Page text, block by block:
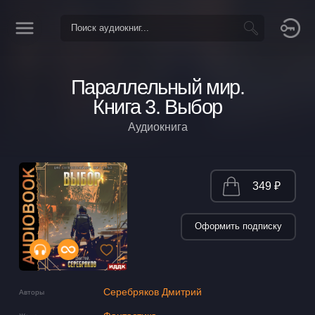
Параллельный мир.
Книга 3. Выбор
Аудиокнига
Авторы Серебряков Дмитрий
349 ₽
Оформить подписку